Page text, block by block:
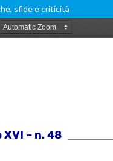
sfide e criticità